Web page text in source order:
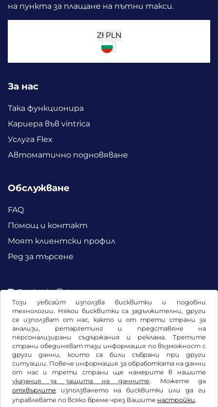
Този уебсайт използва бисквитки и подобни
технологии. Някои бисквитки са задължителни, други
се използват от нас, както и от трети страни за
анализи, ретаргетинг и представяне на
персонализирани съдържания и реклама. Третите
страни обединяват тази информация по възможност с
други данни, които са били събрани при други
ситуации. Повече информация за обработката на данни
от нас и трети страни ще намерите в нашите
указания за защита на данните. Можете да
отхвърлите използването на бисквитки или да ги
управлявате по всяко време чрез Вашите настройки.
на пункта за плащане на пътни такси.
Zł PLN
За нас
Така функционира
Кариера във vintrica
Услуга Flex
Автоматично подновяване
Обслужване
FAQ
Помощ и контакт
Моят клиентски профил
Ред за търсене
Facebook Instagram
Общи условия / право на отказ